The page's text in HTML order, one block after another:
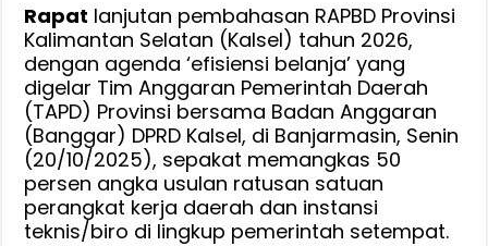
Pangkas
Belanja
RAPBD
2026
Rp.1,5
Banggar
Rapat lanjutan pembahasan RAPBD Provinsi
Kalimantan Selatan (Kalsel) tahun 2026,
dengan agenda ‘efisiensi belanja’ yang
digelar Tim Anggaran Pemerintah Daerah
(TAPD) Provinsi bersama Badan Anggaran
(Banggar) DPRD Kalsel, di Banjarmasin, Senin
(20/10/2025), sepakat memangkas 50
persen angka usulan ratusan satuan
perangkat kerja daerah dan instansi
teknis/biro di lingkup pemerintah setempat.